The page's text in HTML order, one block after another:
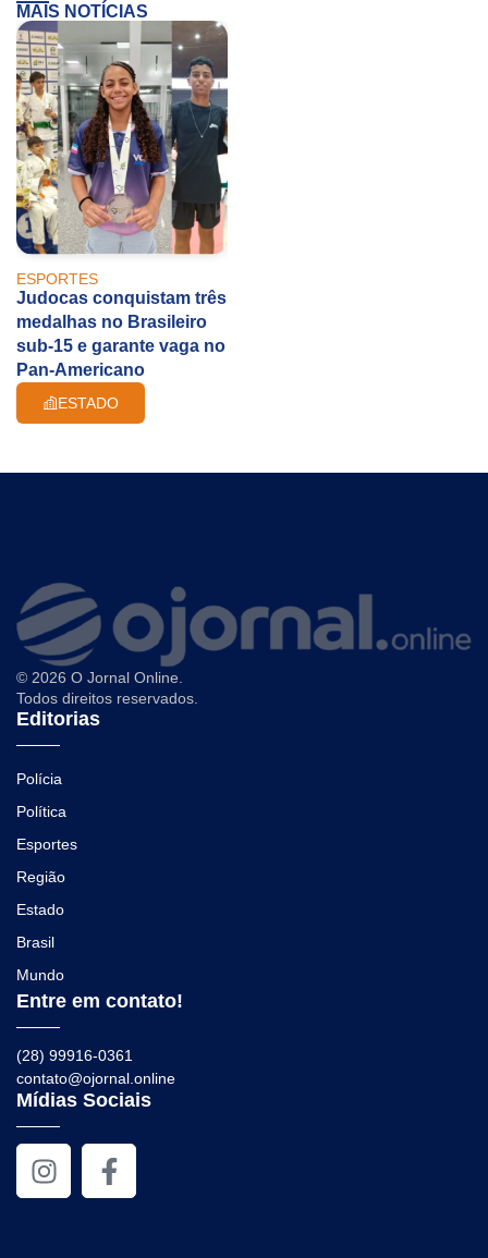
MAIS NOTÍCIAS
ESPORTES
Judocas conquistam três
medalhas no Brasileiro
sub-15 e garante vaga no
Pan-Americano
ESTADO
© 2026 O Jornal Online.
Todos direitos reservados.
Editorias
Polícia
Política
Esportes
Região
Estado
Brasil
Mundo
Entre em contato!
(28) 99916-0361
contato@ojornal.online
Mídias Sociais